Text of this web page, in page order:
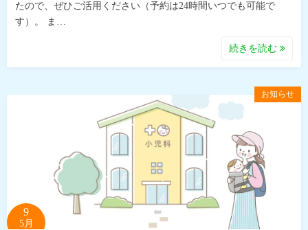
たので、ぜひご活用ください（予約は24時間いつでも可能で
す）。 ま…
続きを読む
お知らせ
9
5月